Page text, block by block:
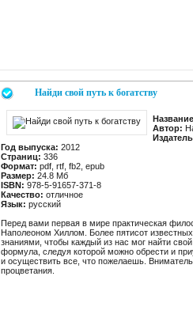
Найди свой путь к богатству
Автор:
Год выпуска: 2012
Страниц: 336
Формат: pdf, rtf, fb2, epub
Размер: 24.8 Мб
ISBN: 978-5-91657-371-8
Качество: отличное
Язык: русский
Перед вами первая в мире практическая
Наполеоном Хиллом. Более пятисот
знаниями, чтобы каждый из нас мог найти
формула, следуя которой можно обрести и
и осуществить все, что пожелаешь.
процветания.